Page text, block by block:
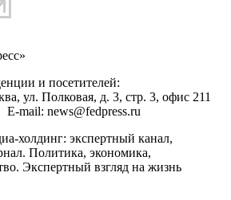
»
и посетителей:
, ул. Полковая, д. 3, стр. 3, офис 211
E-mail: news@fedpress.ru
холдинг: экспертный канал,
Политика, экономика,
Экспертный взгляд на жизнь